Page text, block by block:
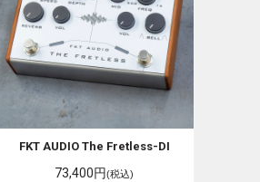
FKT AUDIO The Fretless-DI
73,400円(税込)